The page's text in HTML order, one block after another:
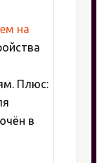
на
Плюс:
в